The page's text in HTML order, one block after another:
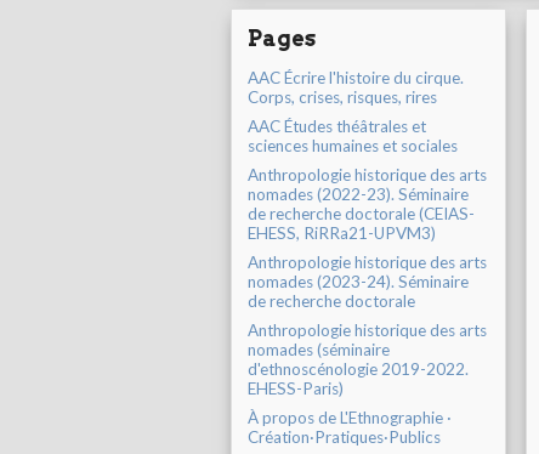
Pages
AAC Écrire l'histoire du cirque.
Corps, crises, risques, rires
AAC Études théâtrales et
sciences humaines et sociales
Anthropologie historique des arts
nomades (2022-23). Séminaire
de recherche doctorale (CEIAS-
EHESS, RiRRa21-UPVM3)
Anthropologie historique des arts
nomades (2023-24). Séminaire
de recherche doctorale
Anthropologie historique des arts
nomades (séminaire
d'ethnoscénologie 2019-2022.
EHESS-Paris)
À propos de L'Ethnographie ·
Création·Pratiques·Publics